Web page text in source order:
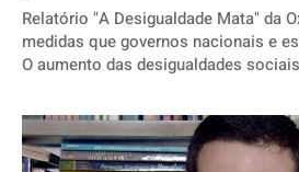
Relatório "A Desigualdade Mata" da
medidas que governos nacionais e
O aumento das desigualdades